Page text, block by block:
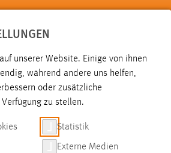
unserer Website. Einige von ihnen
während andere uns helfen,
oder zusätzliche
zu stellen.
Statistik
Externe Medien